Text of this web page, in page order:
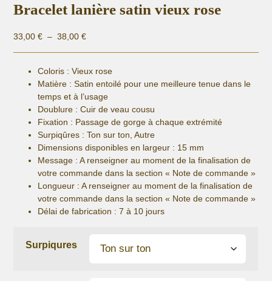
Bracelet lanière satin vieux rose
33,00€ – 38,00€Plage
33,00 €
à
38,00 €
Coloris : Vieux rose
Matière : Satin entoilé pour une meilleure tenue dans le
temps et à l’usage
Doublure : Cuir de veau cousu
Fixation : Passage de gorge à chaque extrémité
Surpiqûres : Ton sur ton, Autre
Dimensions disponibles en largeur : 15 mm
Message : A renseigner au moment de la finalisation de
votre commande dans la section « Note de commande »
Longueur : A renseigner au moment de la finalisation de
votre commande dans la section « Note de commande »
Délai de fabrication : 7 à 10 jours
Surpiqures